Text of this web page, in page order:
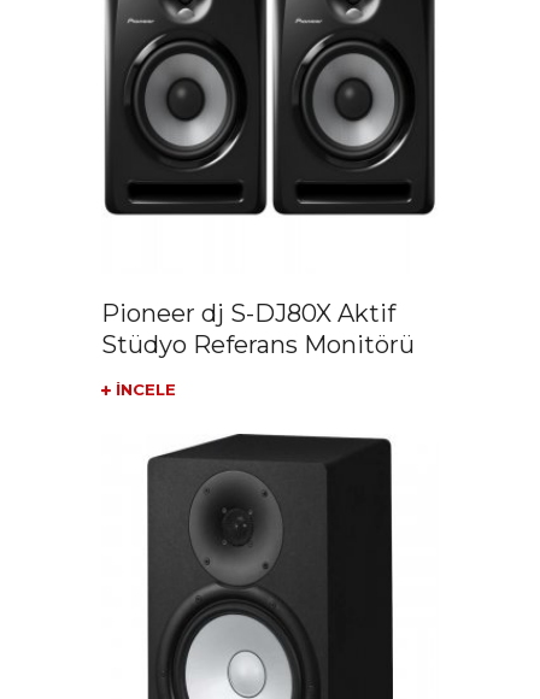
Pioneer dj S-DJ80X Aktif
Stüdyo Referans Monitörü
İNCELE